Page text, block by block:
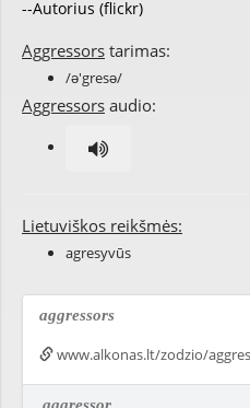
--Autorius (flickr)
Aggressors tarimas:
/ə'gresə/
Aggressors audio:
Lietuviškos reikšmės:
agresyvūs
aggressors
www.alkonas.lt/zodzio/